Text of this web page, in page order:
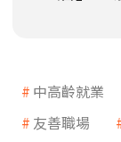
中高齡就業
友善職場